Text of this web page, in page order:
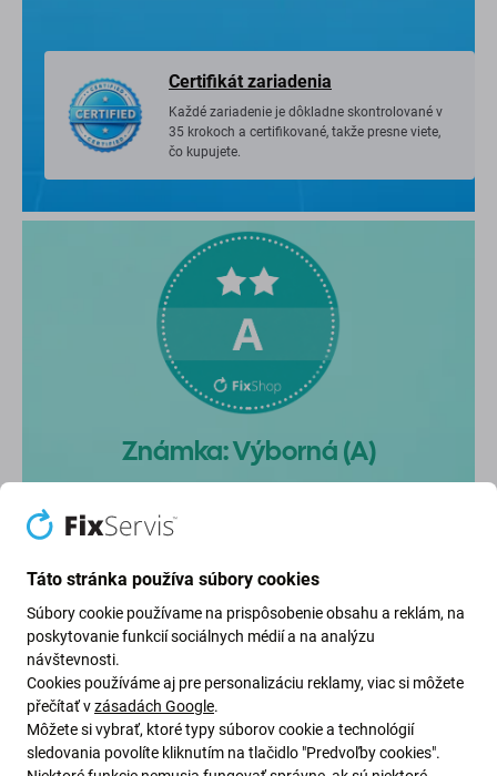
Certifikát zariadenia
Každé zariadenie je dôkladne skontrolované v
35 krokoch a certifikované, takže presne viete,
čo kupujete.
Známka: Výborná (A)
Používaný iPhone vo veľmi dobrom stave,
môže javiť drobné známky používania.
Vizuálny stav
iPhone vo veľmi dobrom stave, môže javiť len
drobné známky používania.
Táto stránka používa súbory cookies
Súbory cookie používame na prispôsobenie obsahu a reklám, na
poskytovanie funkcií sociálnych médií a na analýzu
návštevnosti.
Cookies používáme aj pre personalizáciu reklamy, viac si môžete
přečítať vzásadách Google.
Môžete si vybrať, ktoré typy súborov cookie a technológií
sledovania povolíte kliknutím na tlačidlo "Predvoľby cookies".